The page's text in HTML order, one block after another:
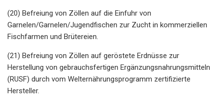
(20) Befreiung von Zöllen auf die Einfuhr von
Garnelen/Garnelen/Jugendfischen zur Zucht in kommerziellen
Fischfarmen und Brütereien.
(21) Befreiung von Zöllen auf geröstete Erdnüsse zur
Herstellung von gebrauchsfertigen Ergänzungsnahrungsmitteln
(RUSF) durch vom Welternährungsprogramm zertifizierte
Hersteller.